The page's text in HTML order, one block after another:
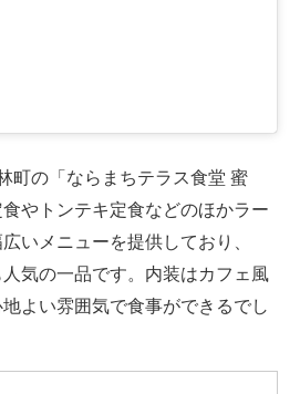
町の「ならまちテラス食堂 蜜
やトンテキ定食などのほかラー
いメニューを提供しており、
人気の一品です。内装はカフェ風
よい雰囲気で食事ができるでし